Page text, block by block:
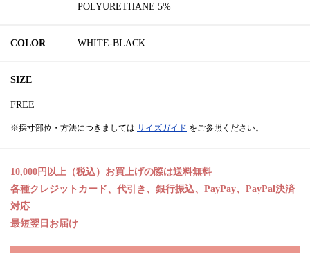
POLYURETHANE 5%
COLOR WHITE-BLACK
SIZE
FREE
※採寸部位・方法につきましては サイズガイド をご参照ください。
10,000円以上（税込）お買上げの際は送料無料
各種クレジットカード、代引き、銀行振込、PayPay、PayPal決済
対応
最短翌日お届け